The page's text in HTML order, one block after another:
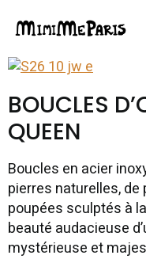
BOUCLES
QUEEN
Boucles en acier
pierres naturelles,
poupées sculptés à
beauté audacieuse
mystérieuse et